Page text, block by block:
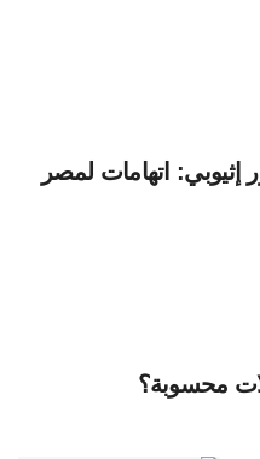
اتهامات لمصر
محسوبة؟